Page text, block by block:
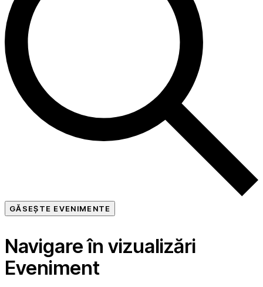
GĂSEȘTE EVENIMENTE
Navigare în vizualizări
Eveniment